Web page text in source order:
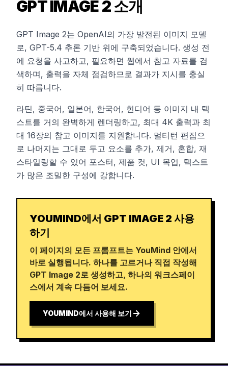
GPT IMAGE 2 소개
GPT Image 2는 OpenAI의 가장 발전된 이미지 모델
로, GPT-5.4 추론 기반 위에 구축되었습니다. 생성 전
에 요청을 사고하고, 필요하면 웹에서 참고 자료를 검
색하며, 출력을 자체 점검하므로 결과가 지시를 충실
히 따릅니다.
라틴, 중국어, 일본어, 한국어, 힌디어 등 이미지 내 텍
스트를 거의 완벽하게 렌더링하고, 최대 4K 출력과 최
대 16장의 참고 이미지를 지원합니다. 멀티턴 편집으
로 나머지는 그대로 두고 요소를 추가, 제거, 혼합, 재
스타일링할 수 있어 포스터, 제품 컷, UI 목업, 텍스트
가 많은 조밀한 구성에 강합니다.
YOUMIND에서 GPT IMAGE 2 사용
하기
이 페이지의 모든 프롬프트는 YouMind 안에서
바로 실행됩니다. 하나를 고르거나 직접 작성해
GPT Image 2로 생성하고, 하나의 워크스페이
스에서 계속 다듬어 보세요.
YOUMIND에서 사용해 보기